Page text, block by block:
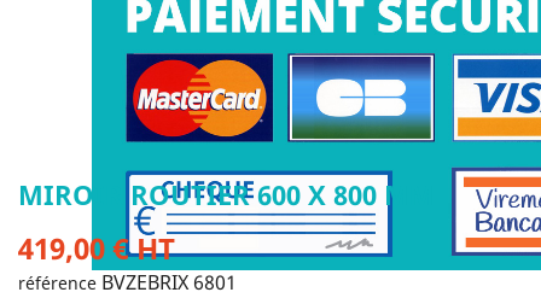
MIROIR ROUTIER 600 X 800 MM
419,00 € HT
référence BVZEBRIX 6801